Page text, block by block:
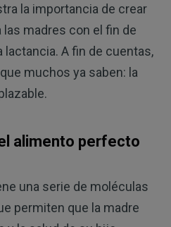
la importancia de crear
madres con el fin de
lactancia. A fin de cuentas,
muchos ya saben: la
alimento perfecto
una serie de moléculas
permiten que la madre